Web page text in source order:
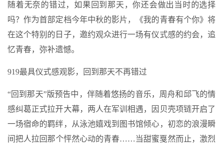
随着无奈的错过，如果回到那天，你还会做出当时的选择
吗？作为首部定档今年中秋的影片，《我的青春有个你》将
在这个特别的日子，邀约观众进行一场有仪式感的约会，追
忆青春，弥补遗憾。
919最具仪式感观影，回到那天不再错过
“回到那天”版预告中，伴随着悠扬的音乐，周舟和邱飞的情
感纠葛正式拉开大幕，两人在军训相遇，因贝壳项链开启了
一场宿命的羁绊，从泳池嬉戏到图书馆倾心，初恋的浪漫瞬
间把人拉回那个怦然心动的青春……当甜蜜戛然而止，激烈